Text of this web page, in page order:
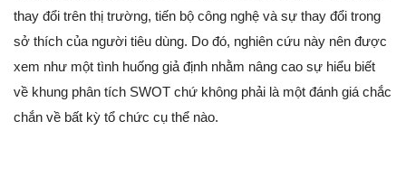
thay đổi trên thị trường, tiến bộ công nghệ và sự thay đổi trong
sở thích của người tiêu dùng. Do đó, nghiên cứu này nên được
xem như một tình huống giả định nhằm nâng cao sự hiểu biết
về khung phân tích SWOT chứ không phải là một đánh giá chắc
chắn về bất kỳ tổ chức cụ thể nào.